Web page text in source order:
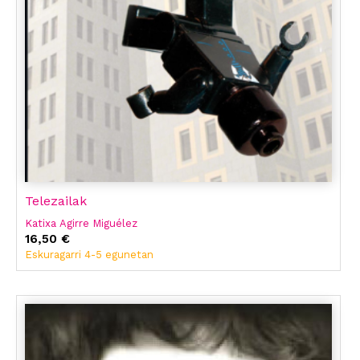
Telezailak
Katixa Agirre Miguélez
16,50 €
Eskuragarri 4-5 egunetan